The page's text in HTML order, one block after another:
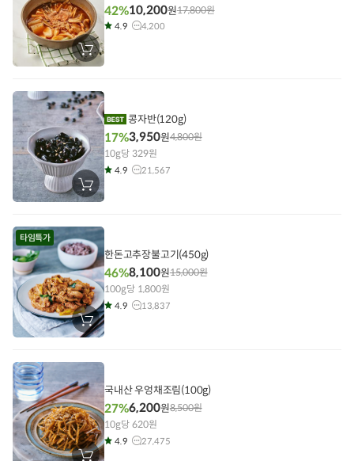
장
바
에
담
기
42%10,200원17,800원
4.9 4,200
장
바
에
담
기
콩자반(120g)
17%3,950원4,800원
10g당 329원
4.9 21,567
타임특가
장
바
에
기
한돈고추장불고기(450g)
46%8,100원15,000원
100g당 1,800원
4.9 13,837
국내산 우엉채조림(100g)
27%6,200원8,500원
10g당 620원
4.9 27,475